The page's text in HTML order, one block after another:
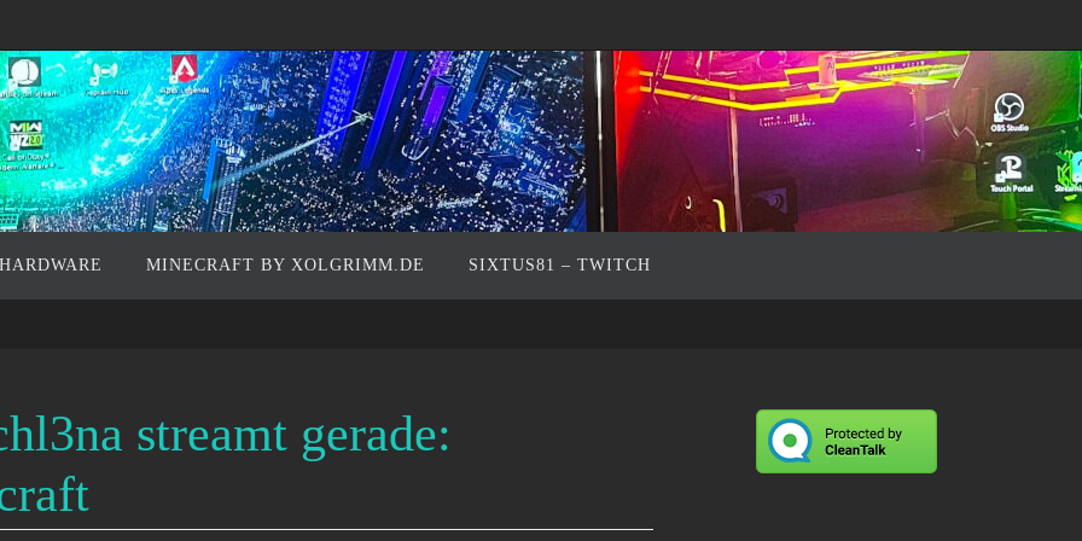
MINECRAFT BY XOLGRIMM.DE SIXTUS81 – TWITCH
streamt gerade: